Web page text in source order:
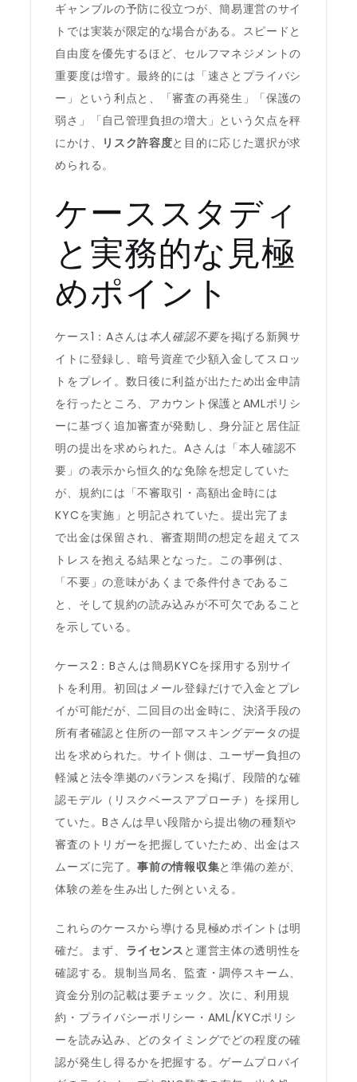
ギャンブルの予防に役立つが、簡易運営のサイ
トでは実装が限定的な場合がある。スピードと
自由度を優先するほど、セルフマネジメントの
重要度は増す。最終的には「速さとプライバシ
ー」という利点と、「審査の再発生」「保護の
弱さ」「自己管理負担の増大」という欠点を秤
にかけ、
リスク許容度と目的に応じた選択が求
められる。
ケーススタディ
と実務的な見極
めポイント
ケース1：Aさんは本人確認不要を掲げる新興サ
イトに登録し、暗号資産で少額入金してスロッ
トをプレイ。数日後に利益が出たため出金申請
を行ったところ、アカウント保護とAMLポリシ
ーに基づく追加審査が発動し、身分証と居住証
明の提出を求められた。Aさんは「本人確認不
要」の表示から恒久的な免除を想定していた
が、規約には「不審取引・高額出金時には
KYCを実施」と明記されていた。提出完了ま
で出金は保留され、審査期間の想定を超えてス
トレスを抱える結果となった。この事例は、
「不要」の意味があくまで条件付きであるこ
と、そして規約の読み込みが不可欠であること
を示している。
ケース2：Bさんは簡易KYCを採用する別サイ
トを利用。初回はメール登録だけで入金とプレ
イが可能だが、二回目の出金時に、決済手段の
所有者確認と住所の一部マスキングデータの提
出を求められた。サイト側は、ユーザー負担の
軽減と法令準拠のバランスを掲げ、段階的な確
認モデル（リスクベースアプローチ）を採用し
ていた。Bさんは早い段階から提出物の種類や
審査のトリガーを把握していたため、出金はス
ムーズに完了。事前の情報収集と準備の差が、
体験の差を生み出した例といえる。
これらのケースから導ける見極めポイントは明
確だ。まず、 ライセンス と運営主体の透明性を
確認する。規制当局名、監査・調停スキーム、
資金分別の記載は要チェック。次に、利用規
約・プライバシーポリシー・AML/KYCポリシ
ーを読み込み、どのタイミングでどの程度の確
認が発生し得るかを把握する。ゲームプロバイ